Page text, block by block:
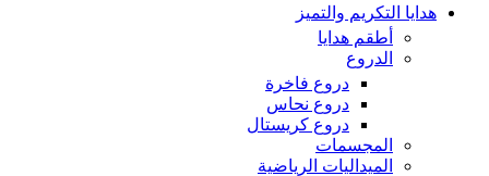
هدايا التكريم والتميز
أطقم هدايا
الدروع
دروع فاخرة
دروع نحاس
دروع كريستال
المجسمات
الميداليات الرياضية